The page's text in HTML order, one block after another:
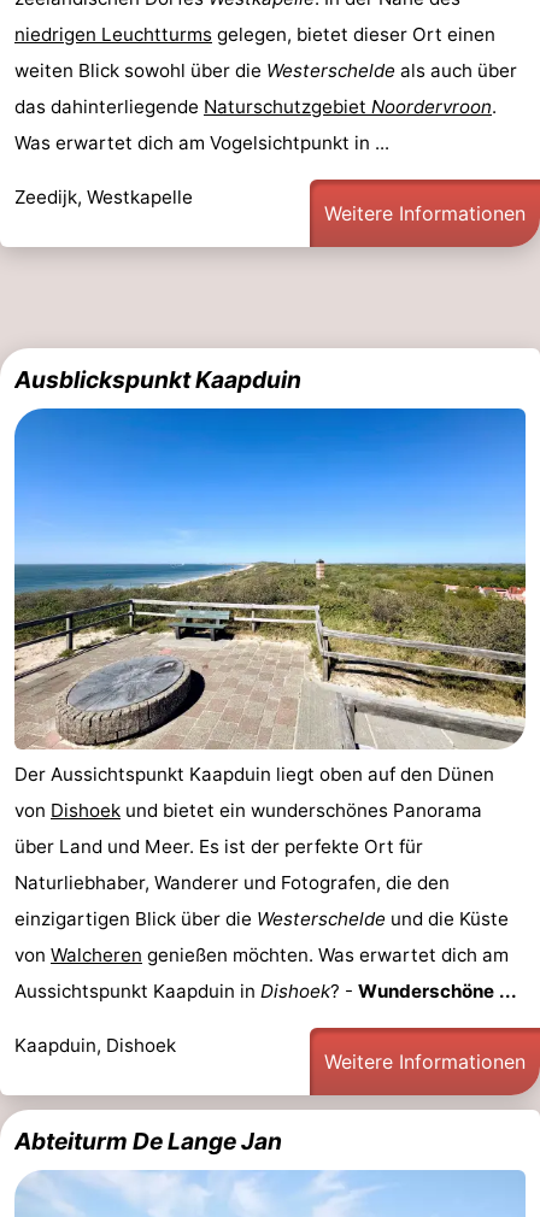
Haamstede
Natur
Kop
van
Schouwen
Walcheren
-
Veere
-
Natur
-
de
Mantelingen
Domburg
-
Westkapelle
-
Walcherse
bos
Dishoek
-
Middelburg
Zeeuws-
Vlaanderen
-
Nieuwvliet
-
Sluis
-
Cadzand
-
Natur
Het
Wetter
Kontakt
niedrigen Leuchtturms gelegen, bietet dieser Ort einen
weiten Blick sowohl über die Westerschelde als auch über
das dahinterliegende Naturschutzgebiet Noordervroon.
Was erwartet dich am Vogelsichtpunkt in ...
Zeedijk, Westkapelle
Weitere Informationen
Ausblickspunkt Kaapduin
Der Aussichtspunkt Kaapduin liegt oben auf den Dünen
von Dishoek und bietet ein wunderschönes Panorama
über Land und Meer. Es ist der perfekte Ort für
Naturliebhaber, Wanderer und Fotografen, die den
einzigartigen Blick über die Westerschelde und die Küste
von Walcheren genießen möchten. Was erwartet dich am
Aussichtspunkt Kaapduin in Dishoek? - Wunderschöne ...
Kaapduin, Dishoek
Weitere Informationen
Abteiturm De Lange Jan